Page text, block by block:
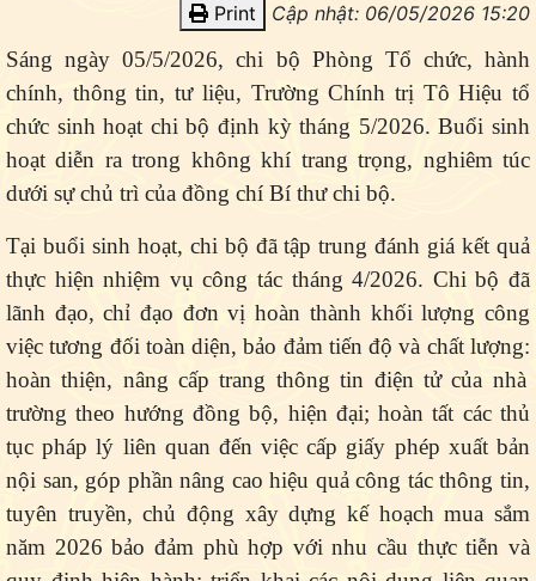
Print Cập nhật: 06/05/2026 15:20
Sáng ngày 05/5/2026, chi bộ Phòng Tổ chức, hành
chính, thông tin,tư liệu, Trường Chính trị Tô Hiệu tổ
chức sinh hoạt chi bộ định kỳ tháng 5/2026. Buổi sinh
hoạt diễn ra trong không khí trang trọng, nghiêm túc
dưới sự chủ trì của đồng chí Bí thư chi bộ.
Tại buổi sinh hoạt, chi bộ đã tập trung đánh giá kết quả
thực hiện nhiệm vụ công tác tháng 4/2026. Chi bộ đã
lãnh đạo, chỉ đạo đơn vị hoàn thành khối lượng công
việc tương đối toàn diện, bảo đảm tiến độ và chất lượng:
hoàn thiện, nâng cấp trang thông tin điện tử của nhà
trường theo hướng đồng bộ, hiện đại; hoàn tất các thủ
tục pháp lý liên quan đến việc cấp giấy phép xuất bản
nội san, góp phần nâng cao hiệu quả công tác thông tin,
tuyên truyền,chủ động xây dựng kế hoạch mua sắm
năm 2026 bảo đảm phù hợp với nhu cầu thực tiễn và